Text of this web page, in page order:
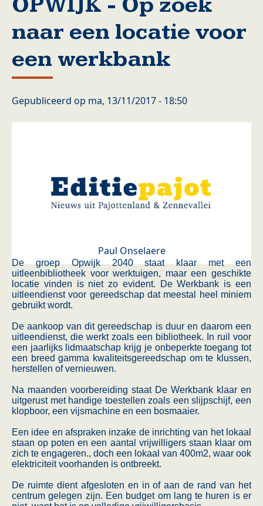
naar een locatie voor
een werkbank
Gepubliceerd op ma, 13/11/2017 - 18:50
Paul Onselaere
De groep Opwijk 2040 staat klaar met een
uitleenbibliotheek voor werktuigen, maar een geschikte
locatie vinden is niet zo evident. De Werkbank is een
uitleendienst voor gereedschap dat meestal heel miniem
gebruikt wordt.
De aankoop van dit gereedschap is duur en daarom een
uitleendienst, die werkt zoals een bibliotheek. In ruil voor
een jaarlijks lidmaatschap krijg je onbeperkte toegang tot
een breed gamma kwaliteitsgereedschap om te klussen,
herstellen of vernieuwen.
Na maanden voorbereiding staat De Werkbank klaar en
uitgerust met handige toestellen zoals een slijpschijf, een
klopboor, een vijsmachine en een bosmaaier.
Een idee en afspraken inzake de inrichting van het lokaal
staan op poten en een aantal vrijwilligers staan klaar om
zich te engageren., doch een lokaal van 400m2, waar ook
elektriciteit voorhanden is ontbreekt.
De ruimte dient afgesloten en in of aan de rand van het
centrum gelegen zijn. Een budget om lang te huren is er